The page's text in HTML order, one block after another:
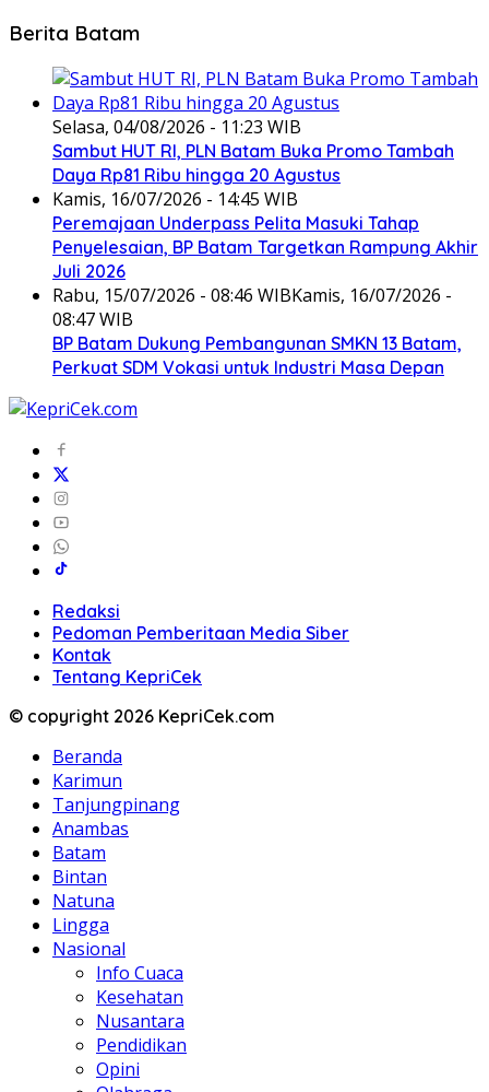
Berita Batam
Selasa, 04/08/2026 - 11:23 WIB
Sambut HUT RI, PLN Batam Buka Promo Tambah
Daya Rp81 Ribu hingga 20 Agustus
Kamis, 16/07/2026 - 14:45 WIB
Peremajaan Underpass Pelita Masuki Tahap
Penyelesaian, BP Batam Targetkan Rampung Akhir
Juli 2026
Rabu, 15/07/2026 - 08:46 WIBKamis, 16/07/2026 -
08:47 WIB
BP Batam Dukung Pembangunan SMKN 13 Batam,
Perkuat SDM Vokasi untuk Industri Masa Depan
Redaksi
Pedoman Pemberitaan Media Siber
Kontak
Tentang KepriCek
© copyright 2026 KepriCek.com
Beranda
Karimun
Tanjungpinang
Anambas
Batam
Bintan
Natuna
Lingga
Nasional
Info Cuaca
Kesehatan
Nusantara
Pendidikan
Opini